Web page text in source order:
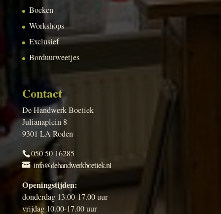
Boeken
Workshops
Exclusief
Borduurweetjes
Contact
De Handwerk Boetiek
Julianaplein 8
9301 LA Roden
050 50 16285
info@dehandwerkboetiek.nl
Openingstijden:
donderdag 13.00-17.00 uur
vrijdag 10.00-17.00 uur